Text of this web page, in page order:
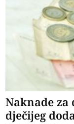
Naknade za
dječijeg